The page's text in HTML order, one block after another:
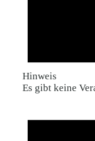
Hinweis
Es gibt keine